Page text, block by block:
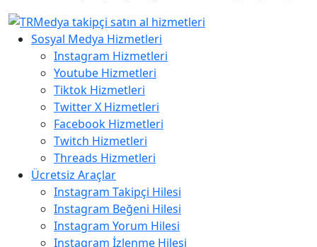
Sosyal Medya Hizmetleri
Instagram Hizmetleri
Youtube Hizmetleri
Tiktok Hizmetleri
Twitter X Hizmetleri
Facebook Hizmetleri
Twitch Hizmetleri
Threads Hizmetleri
Ücretsiz Araçlar
Instagram Takipçi Hilesi
Instagram Beğeni Hilesi
Instagram Yorum Hilesi
Instagram İzlenme Hilesi